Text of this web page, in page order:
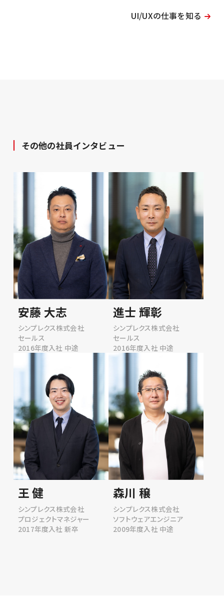
UI/UXの仕事を知る
その他の社員インタビュー
安藤 大志
シンプレクス株式会社
セールス
2016年度入社 中途
進士 輝彰
シンプレクス株式会社
セールス
2016年度入社 中途
王 健
シンプレクス株式会社
プロジェクトマネジャー
2017年度入社 新卒
森川 穣
シンプレクス株式会社
ソフトウェアエンジニア
2009年度入社 中途